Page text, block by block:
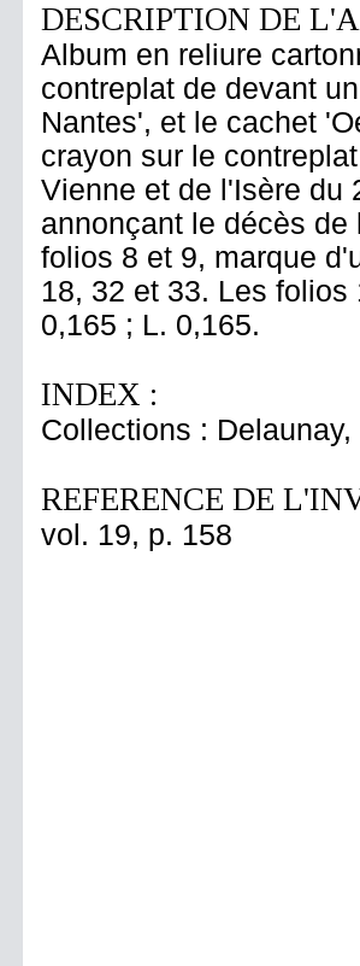
DESCRIPTION DE
Album en reliure
contreplat de devant
Nantes', et le cachet
crayon sur le
Vienne et de l'Isère du
annonçant le décès
folios 8 et 9, marque
18, 32 et 33. Les
0,165 ; L. 0,165.
INDEX :
Collections : Delaunay,
REFERENCE DE
vol. 19, p. 158